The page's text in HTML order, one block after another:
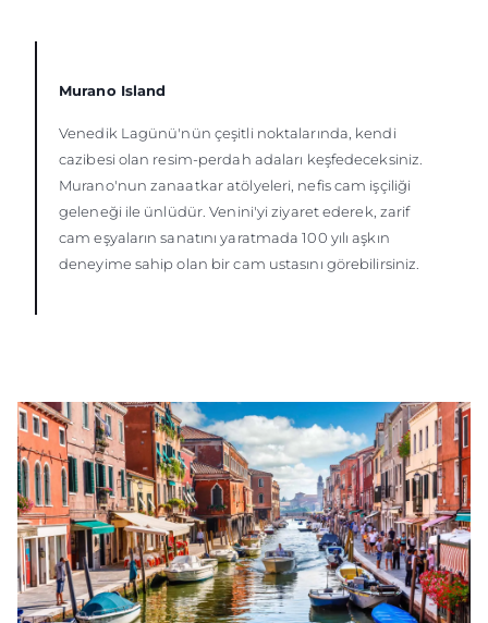
Murano Island
Venedik Lagünü'nün çeşitli noktalarında, kendi
cazibesi olan resim-perdah adaları keşfedeceksiniz.
Murano'nun zanaatkar atölyeleri, nefis cam işçiliği
geleneği ile ünlüdür. Venini'yi ziyaret ederek, zarif
cam eşyaların sanatını yaratmada 100 yılı aşkın
deneyime sahip olan bir cam ustasını görebilirsiniz.